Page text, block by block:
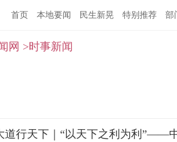
首页 本地要闻 民生新晃 特别推荐 部
网 >时事新闻